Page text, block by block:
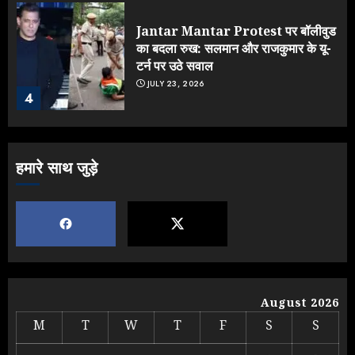
4
Jantar Mantar Protest पर बॉलीवुड
का बदला रुख: सलमान और राजकुमार के यू-
टर्न पर उठे सवाल
JULY 23, 2026
1
उड़ाए करोड़ों, टूट गया मोदी का रिकॉर्ड !
AUGUST 6, 2026
हमारे साथ जुड़े
August 2026
M T W T F S
S